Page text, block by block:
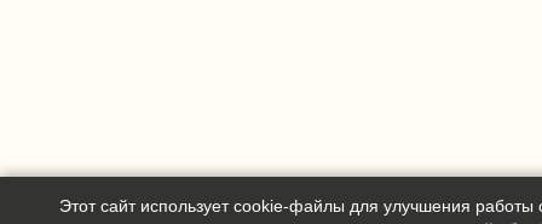
Этот сайт использует cookie-файлы для улучшения работы